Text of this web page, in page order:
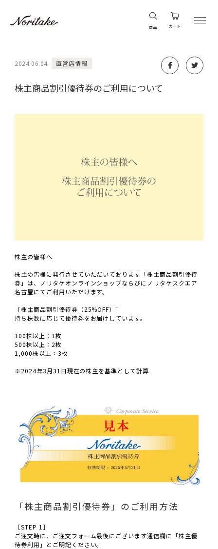
商品 カート
2024.06.04 直営店情報
株主商品割引優待券のご利用について
株主の皆様へ
株主の皆様に発行させていただいております「株主商品割引優待
券」は、ノリタケオンラインショップならびにノリタケスクエア
名古屋にてご利用いただけます。
［株主商品割引優待券（25%OFF）］
持ち株数に応じて優待券をお届けしています。
100株以上：1枚
500株以上：2枚
1,000株以上：3枚
※2024年3月31日現在の株主を基準として計算
「株主商品割引優待券」のご利用方法
［STEP 1］
ご注文時に、ご注文フォーム最後にございます通信欄に「株主優
待券利用」とご明記ください。